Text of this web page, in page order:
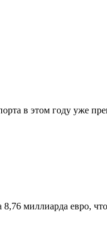
в этом году уже
миллиарда евро,